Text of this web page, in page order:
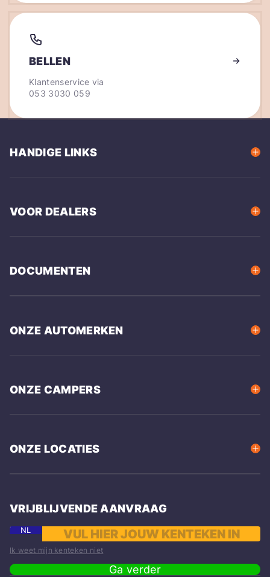
BELLEN
Klantenservice via
053 3030 059
HANDIGE LINKS
VOOR DEALERS
DOCUMENTEN
ONZE AUTOMERKEN
ONZE CAMPERS
ONZE LOCATIES
VRIJBLIJVENDE AANVRAAG
NL
Ik weet mijn kenteken niet
Ga verder